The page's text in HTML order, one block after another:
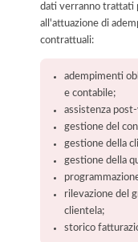
dati verranno trattati
all'attuazione di
contrattuali:
adempimenti
e contabile;
assistenza
gestione del
gestione della
gestione della
rilevazione del
clientela;
storico